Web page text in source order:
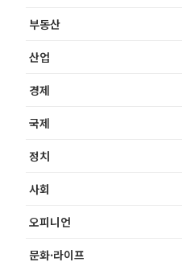
부동산
산업
경제
국제
정치
사회
오피니언
문화·라이프